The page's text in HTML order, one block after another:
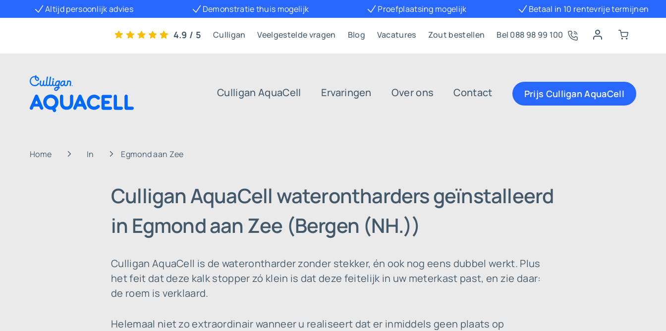
Demonstratie thuis mogelijk Proefplaatsing mogelijk Betaal in 10 rentevrije termijnen Lid van
4.9 / 5 Culligan Veelgestelde vragen Blog Vacatures Zout bestellen Bel 088 98 99 100
Culligan AquaCell Ervaringen Over ons Contact Prijs Culligan AquaCell
Home In Egmond aan Zee
Culligan AquaCell waterontharders geïnstalleerd
in Egmond aan Zee (Bergen (NH.))
Culligan AquaCell is de waterontharder zonder stekker, én ook nog eens dubbel werkt. Plus
het feit dat deze kalk stopper zó klein is dat deze feitelijk in uw meterkast past, en zie daar:
de roem is verklaard.
Helemaal niet zo extraordinair wanneer u realiseert dat er inmiddels geen plaats op